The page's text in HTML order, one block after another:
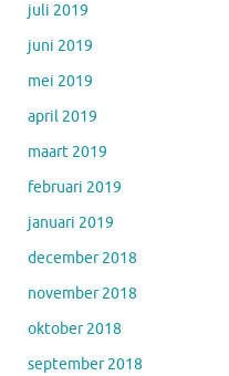
juli 2019
juni 2019
mei 2019
april 2019
maart 2019
februari 2019
januari 2019
december 2018
november 2018
oktober 2018
september 2018